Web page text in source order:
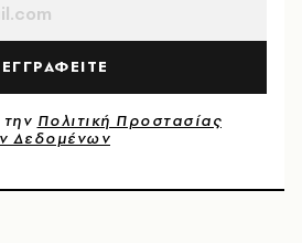
ΕΓΓΡΑΦΕΙΤΕ
Πολιτική Προστασίας
Δεδομένων